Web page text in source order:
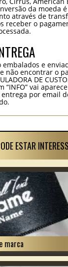
da moeda
através de
receber o
e
não encontrar o
DE
“INFO” vai
por email
ESTAR
marca